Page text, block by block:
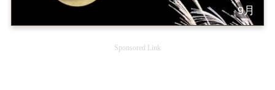
9月
Sponsored Link